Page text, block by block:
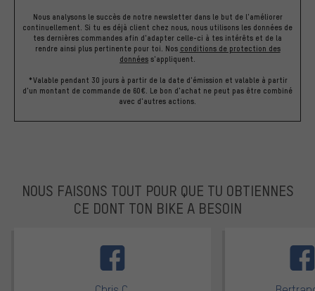
Nous analysons le succès de notre newsletter dans le but de l'améliorer
continuellement. Si tu es déjà client chez nous, nous utilisons les données de
tes dernières commandes afin d'adapter celle-ci à tes intérêts et de la
rendre ainsi plus pertinente pour toi. Nos conditions de protection des
données s'appliquent.
*Valable pendant 30 jours à partir de la date d'émission et valable à partir
d'un montant de commande de 60€. Le bon d'achat ne peut pas être combiné
avec d'autres actions.
NOUS FAISONS TOUT POUR QUE TU OBTIENNES
CE DONT TON BIKE A BESOIN